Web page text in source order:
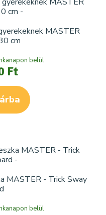
MASTER
cm
belül
Ft
MASTER - Trick Sway
belül